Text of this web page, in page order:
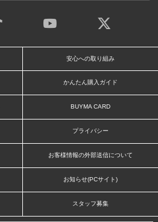
安心への取り組み
かんたん購入ガイド
BUYMA CARD
プライバシー
お客様情報の外部送信について
お知らせ(PCサイト)
スタッフ募集